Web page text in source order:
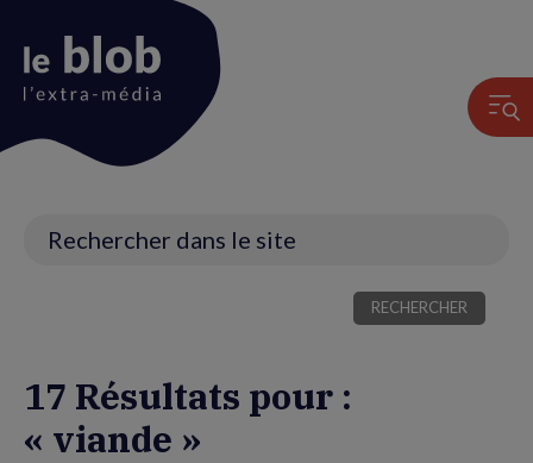
17 Résultats pour :
« viande »